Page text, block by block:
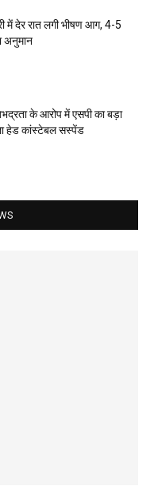
में देर रात लगी भीषण आग, 4-5
अनुमान
के आरोप में एसपी का बड़ा
हेड कांस्टेबल सस्पेंड